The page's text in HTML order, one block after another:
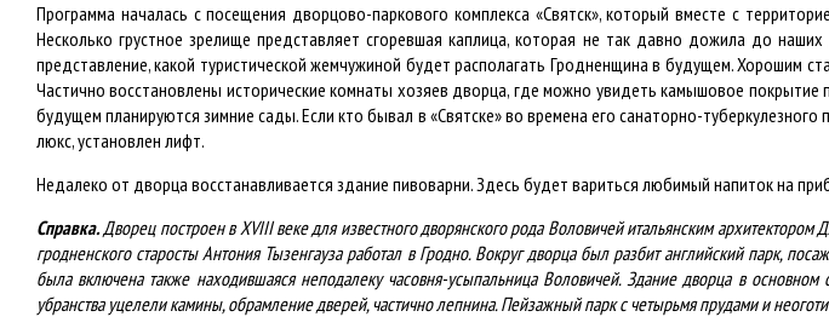
Программа началась с посещения дворцово-паркового комплекса «Святск», который вместе с
Несколько грустное зрелище представляет сгоревшая каплица, которая не так давно дожила до
представление, какой туристической жемчужиной будет располагать Гродненщина в будущем. Хорошим
Частично восстановлены исторические комнаты хозяев дворца, где можно увидеть камышовое
будущем планируются зимние сады. Если кто бывал в «Святске» во времена его санаторно-
люкс, установлен лифт.
Недалеко от дворца восстанавливается здание пивоварни. Здесь будет вариться любимый напиток на
Справка.Дворец построен в XVIII веке для известного дворянского рода Воловичей итальянским
гродненского старосты Антония Тызенгауза работал в Гродно. Вокруг дворца был разбит английский парк,
была включена также находившаяся неподалеку часовня-усыпальница Воловичей. Здание дворца в
убранства уцелели камины, обрамление дверей, частично лепнина. Пейзажный парк с четырьмя прудами и